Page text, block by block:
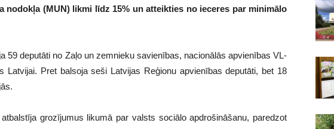
nodokļa (MUN) likmi līdz 15% un atteikties no ieceres par minimālo
59 deputāti no Zaļo un zemnieku savienības, nacionālās apvienības VL-
Latvijai. Pret balsoja seši Latvijas Reģionu apvienības deputāti, bet 18
grozījumus likumā par valsts sociālo apdrošināšanu, paredzot